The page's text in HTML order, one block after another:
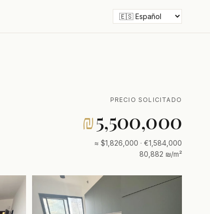
PRECIO SOLICITADO
₪5,500,000
≈ $1,826,000 · €1,584,000
80,882 ₪/m²